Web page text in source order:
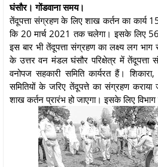
घंसौर। गोंडवाना समय।
तेंदूपत्ता संग्रहण के लिए शाख कर्तन का कार्य
कि 20 मार्च 2021 तक चलेगा। इसके लिए
इस बार भी तेंदूपत्ता संग्रहण का लक्ष्य लग
के उत्तर वन मंडल घंसौर परिक्षेत्र में
वनोपज सहकारी समिति कार्यरत हैं।
समितियों के जरिए तेंदूपत्ते का संग्रहण कराया
शाख कर्तन प्रारंभ हो जाएगा। इसके लिए